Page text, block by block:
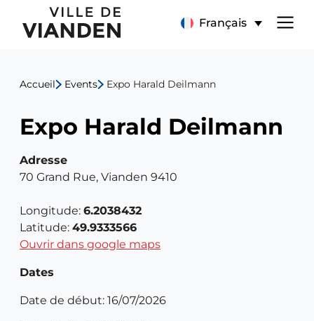
Expo
Harald
Deilmann
Français
Menu
navigation
principal
Accueil Events Expo Harald Deilmann
Expo Harald Deilmann
Adresse
70 Grand Rue, Vianden 9410
Longitude: 6.2038432
Latitude: 49.9333566
Ouvrir dans google maps
Dates
Date de début: 16/07/2026